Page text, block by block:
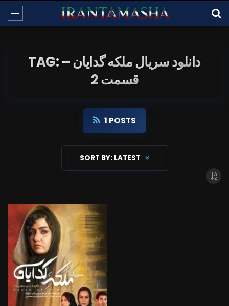
TAG: دانلود سریال ملکه گدایان –
قسمت 2
1 POSTS
SORT BY: LATEST